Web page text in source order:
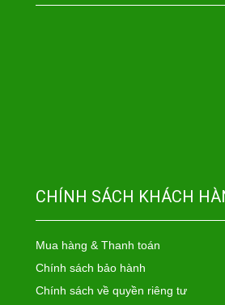
CHÍNH SÁCH KHÁCH
Mua hàng & Thanh toán
Chính sách bảo hành
Chính sách về quyền riêng tư